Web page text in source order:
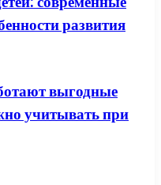
развития
выгодные
учитывать при